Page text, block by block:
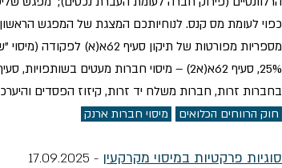
בחברות זרות, חברות משלח יד זרות, קיזוז הפסדים
חוק הרווחים הכלואים מיסוי חברות ארנק
סוגיות פרקטיות במיסוי מקרקעין - 17.09.2025